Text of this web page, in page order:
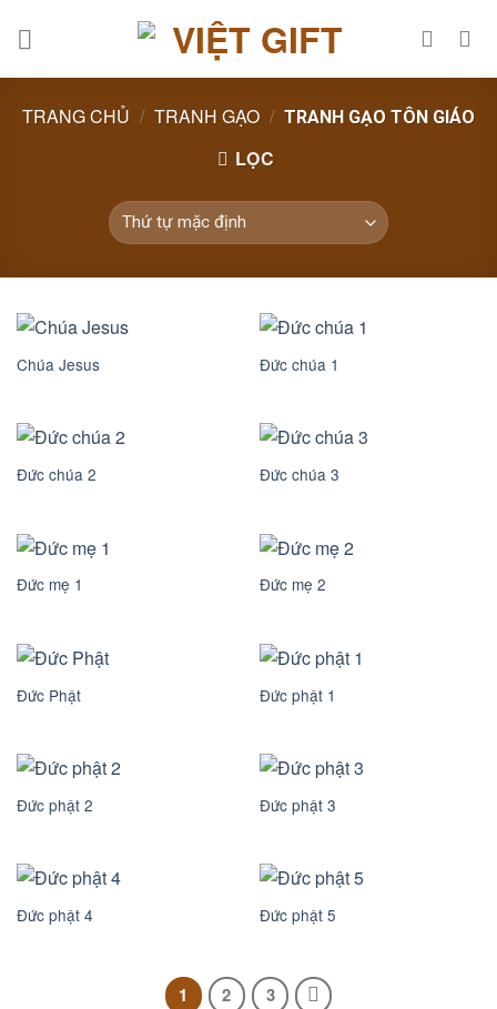
TRANG CHỦ / TRANH GẠO / TRANH GẠO TÔN GIÁO
LỌC
Chúa Jesus Đức chúa 1
Đức chúa 2 Đức chúa 3
Đức mẹ 1 Đức mẹ 2
Đức Phật Đức phật 1
Đức phật 2 Đức phật 3
Đức phật 4 Đức phật 5
1 2 3